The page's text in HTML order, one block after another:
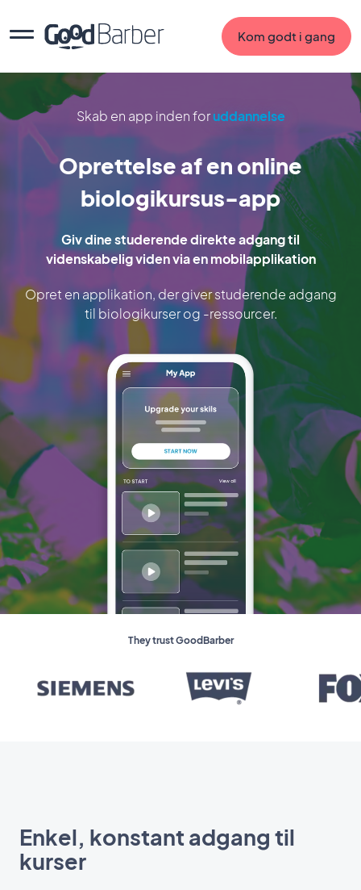
Kom godt i gang
Skab en app inden foruddannelse
Oprettelse af en online
biologikursus-app
Giv dine studerende direkte adgang til
videnskabelig viden via en mobilapplikation
Opret en applikation, der giver studerende adgang
til biologikurser og -ressourcer.
They trust GoodBarber
Enkel, konstant adgang til
kurser